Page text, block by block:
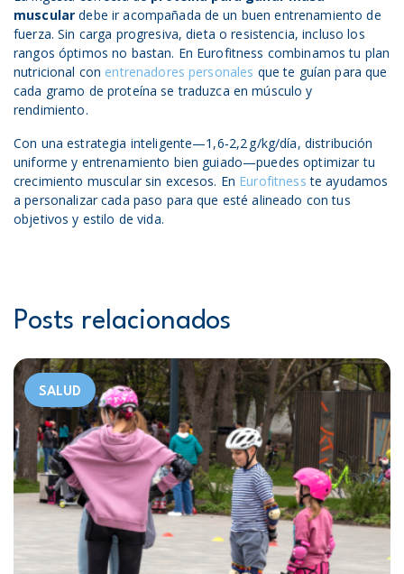
muscular debe ir acompañada de un buen entrenamiento de
fuerza. Sin carga progresiva, dieta o resistencia, incluso los
rangos óptimos no bastan. En Eurofitness combinamos tu plan
nutricional con entrenadores personales que te guían para que
cada gramo de proteína se traduzca en músculo y
rendimiento.
Con una estrategia inteligente—1,6‑2,2 g/kg/día, distribución
uniforme y entrenamiento bien guiado—puedes optimizar tu
crecimiento muscular sin excesos. En Eurofitness te ayudamos
a personalizar cada paso para que esté alineado con tus
objetivos y estilo de vida.
Posts relacionados
SALUD